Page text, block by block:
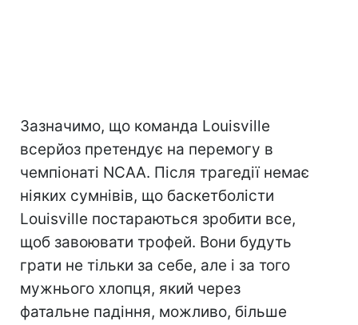
Зазначимо, що команда Louisville
всерйоз претендує на перемогу в
чемпіонаті NCAA. Після трагедії немає
ніяких сумнівів, що баскетболісти
Louisville постараються зробити все,
щоб завоювати трофей. Вони будуть
грати не тільки за себе, але і за того
мужнього хлопця, який через
фатальне падіння, можливо, більше